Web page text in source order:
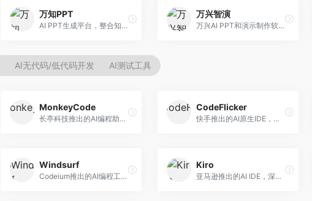
万知PPT
AI PPT生成平台，整合知识库与创作功能。面向职场人士，支持内容检索、PPT生成、设计优化等服务，知识整合能力强。
万兴智演
万兴AI PPT和演示制作软件，整合视频演示功能。面向职场人士和教育工作者，提供PPT生成、演示录制、视频制作等服务，演示功能完善。
AI无代码/低代码开发 AI测试工具
MonkeyCode
长亭科技推出的AI编程助手，专注于安全开发。面向开发者，提供代码生成、安全检测、漏洞修复等服务，安全开发能力强。
CodeFlicker
快手推出的AI原生IDE，专注于短视频相关开发。面向快手生态开发者，提供代码生成、调试辅助等服务，与快手开发生态深度整合。
Windsurf
Codeium推出的AI编程工具，专注于代码智能辅助。面向开发者，提供代码补全、代码生成、代码解释等服务，多语言支持完善。
Kiro
亚马逊推出的AI IDE，深度整合AWS云服务。面向AWS开发者，提供代码生成、云服务集成、部署自动化等服务，与AWS生态无缝衔接。